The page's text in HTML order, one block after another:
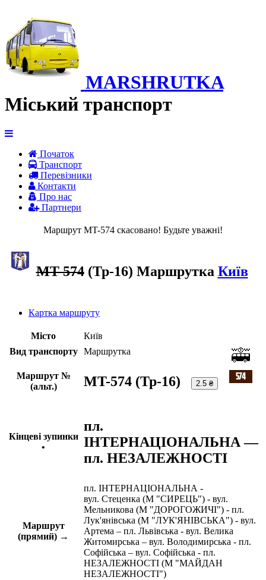
MARSHRUTKA
Міський транспорт
Початок
Транспорт
Перевiзники
Контакти
Про нас
Партнери
Маршрут MT-574 скасовано! Будьте уважні!
MT-574(Тр-16) Маршрутка Київ
Картка маршруту
Місто
Київ
Вид транспорту
Маршрутка
Маршрут №
(альт.)
MT-574 (Тр-16) 2.5 ₴
Кінцеві зупинки
•
пл.
ІНТЕРНАЦІОНАЛЬНА —
пл. НЕЗАЛЕЖНОСТІ
Маршрут
(прямий) →
пл. ІНТЕРНАЦІОНАЛЬНА -
вул. Стеценка (М "СИРЕЦЬ") - вул.
Мельникова (М "ДОРОГОЖИЧІ") - пл.
Лук'янівська (М "ЛУК'ЯНІВСЬКА") - вул.
Артема – пл. Львівська - вул. Велика
Житомирська – вул. Володимирська - пл.
Софійська – вул. Софійська - пл.
НЕЗАЛЕЖНОСТІ (М "МАЙДАН
НЕЗАЛЕЖНОСТІ")